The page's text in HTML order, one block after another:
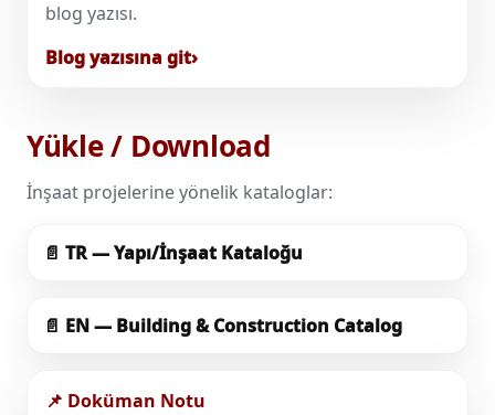
blog yazısı.
Blog yazısına git
Yükle / Download
İnşaat projelerine yönelik kataloglar:
📄 TR — Yapı/İnşaat Kataloğu
📄 EN — Building & Construction Catalog
📌 Doküman Notu